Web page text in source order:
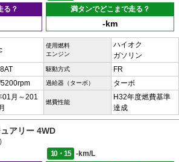
る？
満タンでどこまで走る？
-km
使用燃料
エンジン
ハイオク
ガソリン
駆動方式 FR
過給器（ターボ） ターボ
01月～201
燃費性能
H32年度燃費基準
達成
アリー 4WD
10・15
-km/L